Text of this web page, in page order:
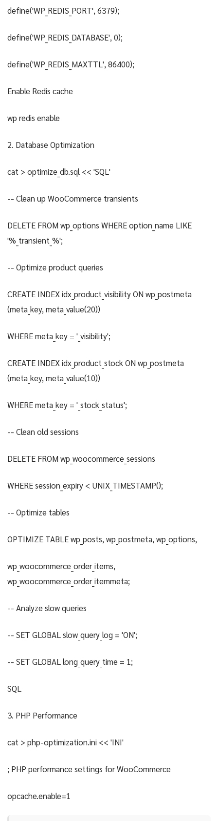
define('WP_REDIS_PORT', 6379);
define('WP_REDIS_DATABASE', 0);
define('WP_REDIS_MAXTTL', 86400);
Enable Redis cache
wp redis enable
2. Database Optimization
cat > optimize_db.sql << 'SQL'
-- Clean up WooCommerce transients
DELETE FROM wp_options WHERE option_name LIKE
'%_transient_%';
-- Optimize product queries
CREATE INDEX idx_product_visibility ON wp_postmeta
(meta_key, meta_value(20))
WHERE meta_key = '_visibility';
CREATE INDEX idx_product_stock ON wp_postmeta
(meta_key, meta_value(10))
WHERE meta_key = '_stock_status';
-- Clean old sessions
DELETE FROM wp_woocommerce_sessions
WHERE session_expiry < UNIX_TIMESTAMP();
-- Optimize tables
OPTIMIZE TABLE wp_posts, wp_postmeta, wp_options,
wp_woocommerce_order_items,
wp_woocommerce_order_itemmeta;
-- Analyze slow queries
-- SET GLOBAL slow_query_log = 'ON';
-- SET GLOBAL long_query_time = 1;
SQL
3. PHP Performance
cat > php-optimization.ini << 'INI'
; PHP performance settings for WooCommerce
opcache.enable=1